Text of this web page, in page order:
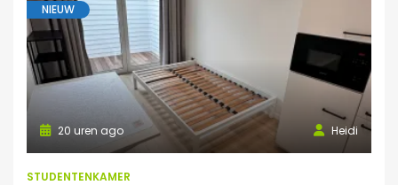
NIEUW
Heidi
20 uren ago
STUDENTENKAMER